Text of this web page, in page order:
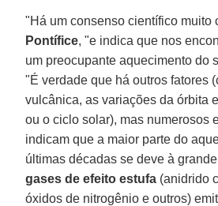
"Há um consenso científico muito
Pontífice, "e indica que nos
um preocupante aquecimento do
"É verdade que há outros fatores
vulcânica, as variações da órbita
ou o ciclo solar), mas numerosos
indicam que a maior parte do
últimas décadas se deve à
gases de efeito estufa (anidrido
óxidos de nitrogênio e outros)